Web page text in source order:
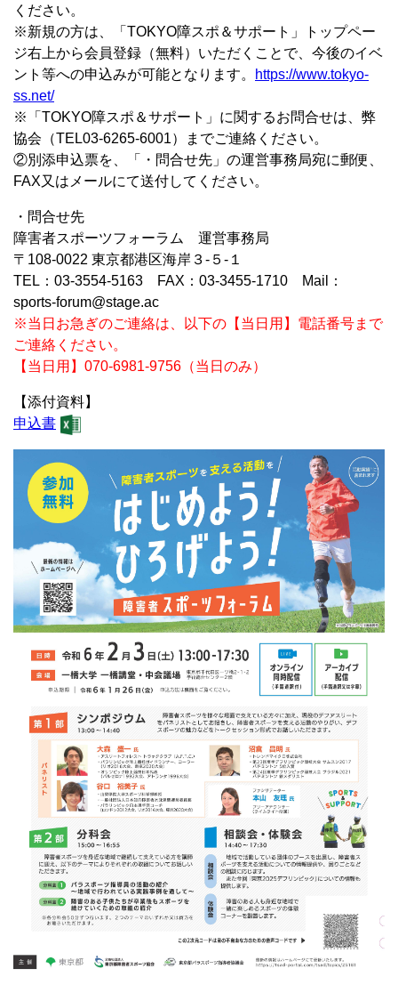
ください。
※新規の方は、「TOKYO障スポ＆サポート」トップペー
ジ右上から会員登録（無料）いただくことで、今後のイベ
ント等への申込みが可能となります。
https://www.tokyo-
ss.net/
※「TOKYO障スポ＆サポート」に関するお問合せは、弊
協会（TEL03-6265-6001）までご連絡ください。
②別添申込票を、「・問合せ先」の運営事務局宛に郵便、
FAX又はメールにて送付してください。
・問合せ先
障害者スポーツフォーラム 運営事務局
〒108-0022 東京都港区海岸３-５-１
TEL：03-3554-5163 FAX：03-3455-1710 Mail：
sports-forum@stage.ac
※当日お急ぎのご連絡は、以下の【当日用】電話番号まで
ご連絡ください。
【当日用】070-6981-9756（当日のみ）
【添付資料】
申込書